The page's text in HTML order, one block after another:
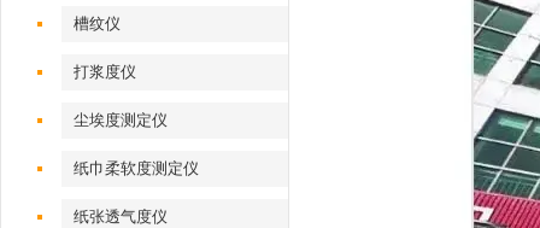
槽纹仪
打浆度仪
尘埃度测定仪
纸巾柔软度测定仪
纸张透气度仪